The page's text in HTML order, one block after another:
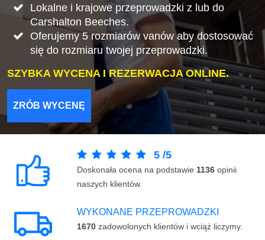
Lokalne i krajowe przeprowadzki z lub do
Carshalton Beeches.
Oferujemy 5 rozmiarów vanów aby dostosować
się do rozmiaru twojej przeprowadzki.
SZYBKA WYCENA I REZERWACJA ONLINE.
ZRÓB WYCENĘ
5 /5
Doskonała ocena na podstawie 1136 opinii
naszych klientów.
WYKONANE PRZEPROWADZKI
1670 zadowolonych klientów i wciąż liczymy.